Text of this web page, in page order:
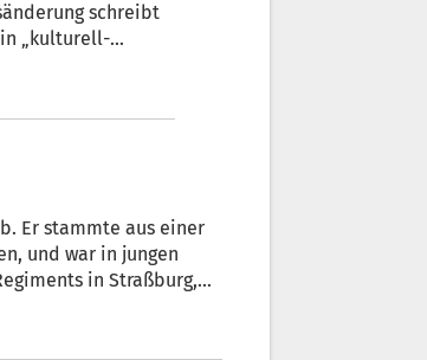
schreibt
„kulturell-
und war in jungen
in Straßburg,